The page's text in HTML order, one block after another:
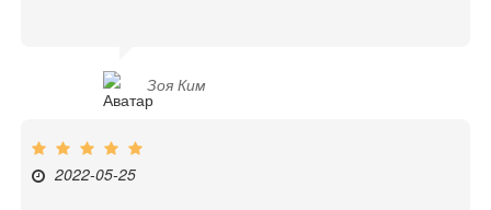
Зоя Ким
2022-05-25